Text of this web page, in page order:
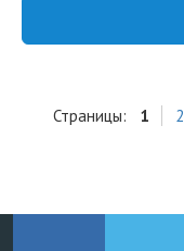
Страницы: 1 2